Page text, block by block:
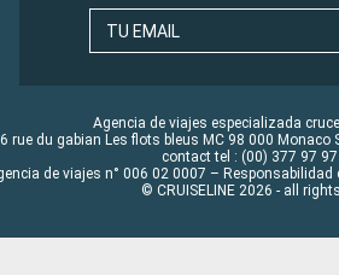
TU EMAIL
Agencia de viajes especializada
rue du gabian Les flots bleus MC 98 000 Monaco
contact tel : (00) 377 97
de viajes n° 006 02 0007 – Responsabilidad
© CRUISELINE 2026 - all